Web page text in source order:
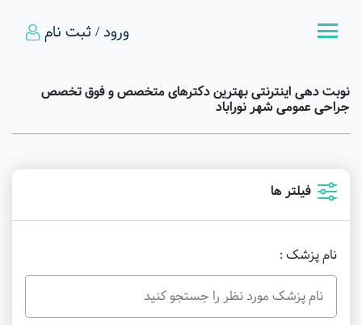
ورود / ثبت نام
نوبت دهی اینترنتی بهترین دکترهای متخصص و فوق تخصص
جراحی عمومی شهر نوراباد
فیلتر ها
نام پزشک :